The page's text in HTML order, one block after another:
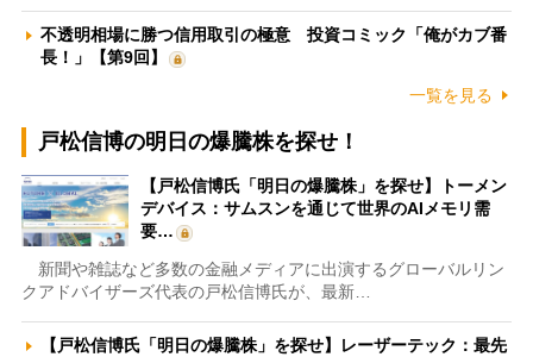
不透明相場に勝つ信用取引の極意 投資コミック「俺がカブ番
長！」【第9回】
一覧を見る
戸松信博の明日の爆騰株を探せ！
【戸松信博氏「明日の爆騰株」を探せ】トーメン
デバイス：サムスンを通じて世界のAIメモリ需
要…
新聞や雑誌など多数の金融メディアに出演するグローバルリン
クアドバイザーズ代表の戸松信博氏が、最新…
【戸松信博氏「明日の爆騰株」を探せ】レーザーテック：最先